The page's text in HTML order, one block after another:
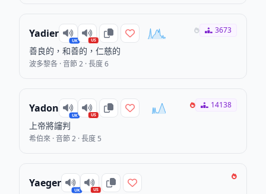
Yadier
UK US
善良的，和善的，仁慈的
波多黎各 · 音節 2 · 長度 6
3673
Yadon
UK US
上帝將讅判
希伯來 · 音節 2 · 長度 5
14138
Yaeger
UK US